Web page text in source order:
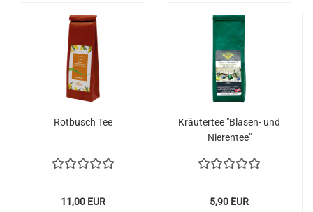
Rotbusch Tee
11,00 EUR
Kräutertee "Blasen- und
Nierentee"
5,90 EUR